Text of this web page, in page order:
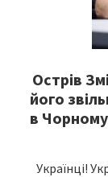
Острів
його
в
Українці!